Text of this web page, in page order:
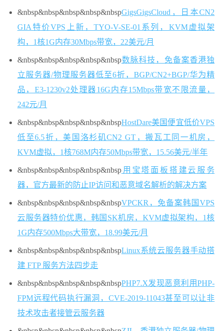
&nbsp&nbsp&nbsp&nbsp&nbspGigsGigsCloud，日本CN2
GIA特价VPS上新，TYO-V-SE-01系列，KVM虚拟架
构，1核1G内存30Mbps带宽，22美元/月
&nbsp&nbsp&nbsp&nbsp&nbsp数脉科技，免备案香港独
立服务器/物理服务器低至6折，BGP/CN2+BGP/华为精
品，E3-1230v2处理器16G内存15Mbps带宽不限流量，
242元/月
&nbsp&nbsp&nbsp&nbsp&nbspHostDare美国便宜低价VPS
低至6.5折，美国洛杉矶CN2 GT，搬瓦工同一机房，
KVM虚拟，1核768M内存50Mbps带宽，15.56美元/半年
&nbsp&nbsp&nbsp&nbsp&nbsp 用宝塔面板搭建云服务
器，官方最新的防止IP访问和恶意域名解析的解决方案
&nbsp&nbsp&nbsp&nbsp&nbspVPCKR，免备案韩国VPS
云服务器特价优惠，韩国SK机房，KVM虚拟架构，1核
1G内存500Mbps大带宽，18.99美元/月
&nbsp&nbsp&nbsp&nbsp&nbspLinux系统云服务器手动搭
建 FTP 服务方法四步走
&nbsp&nbsp&nbsp&nbsp&nbspPHP7.X发现恶意利用PHP-
FPM远程代码执行漏洞，CVE-2019-11043甚至可以让非
技术攻击者接管云服务器